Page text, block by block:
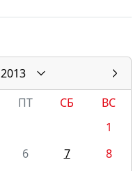
2013
ПТ СБ
ВС
1
6 7
8